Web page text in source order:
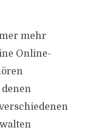
mehr
Online-